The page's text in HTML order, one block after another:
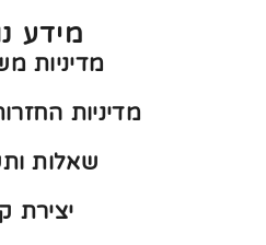
מידע
מדיניות
מדיניות
שאלות
יצירת